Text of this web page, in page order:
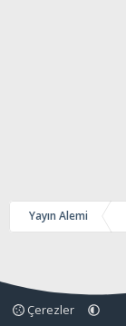
Yayın Alemi
Çerezler